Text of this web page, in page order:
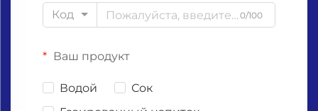
Код
0/100
Ваш продукт
Водой
Сок